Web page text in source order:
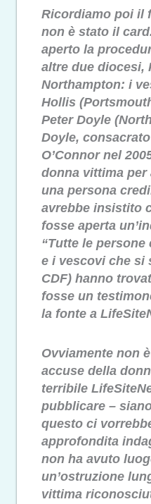
Ricordiamo poi il
non è stato il
aperto la
altre due diocesi,
Northampton: i
Hollis
Peter Doyle
Doyle,
O’Connor nel
donna vittima per
una persona
avrebbe insistito
fosse aperta
“Tutte le
e i vescovi che si
CDF) hanno
fosse un
la fonte a
Ovviamente non
accuse della
terribile
pubblicare –
questo ci
approfondita
non ha avuto
un’ostruzione
vittima